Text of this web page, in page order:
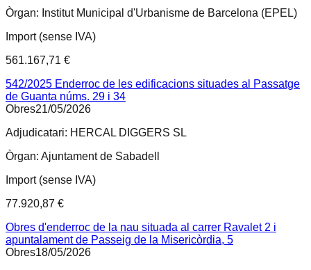
Òrgan: Institut Municipal d'Urbanisme de Barcelona (EPEL)
Import (sense IVA)
561.167,71 €
542/2025 Enderroc de les edificacions situades al Passatge
de Guanta núms. 29 i 34
Obres21/05/2026
Adjudicatari: HERCAL DIGGERS SL
Òrgan: Ajuntament de Sabadell
Import (sense IVA)
77.920,87 €
Obres d'enderroc de la nau situada al carrer Ravalet 2 i
apuntalament de Passeig de la Misericòrdia, 5
Obres18/05/2026